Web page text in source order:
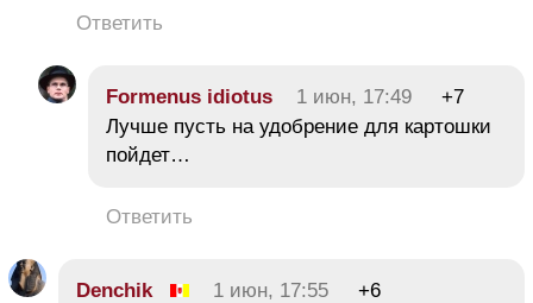
Ответить
Formenus idiotus 1 июн, 17:49
+7
Лучше пусть на удобрение для картошки
пойдет…
Ответить
Denchik 1 июн, 17:55
+6